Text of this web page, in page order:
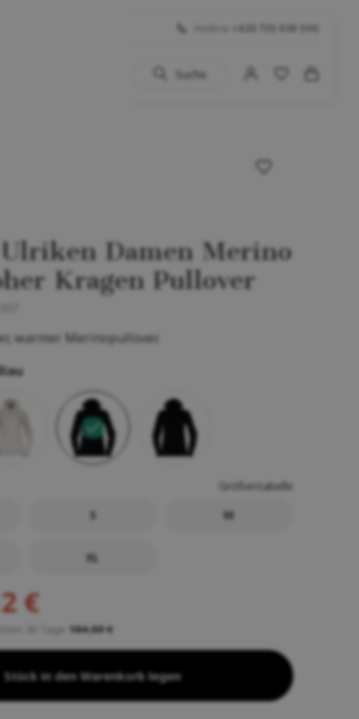
+420 725 938 590
Suche
Ulriken Damen Merino
Kragen Pullover
warmer Merinopullover.
Größentabelle
S M
XL
€
184,00 €
Stück in den Warenkorb legen